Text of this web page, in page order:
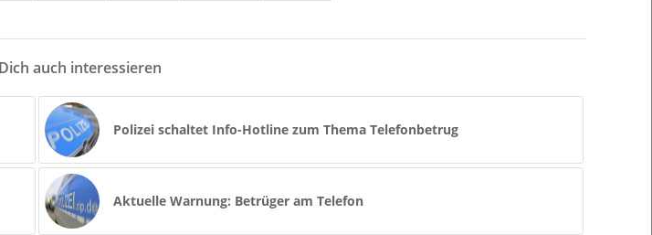
auch interessieren
Polizei schaltet Info-Hotline zum Thema Telefonbetrug
Aktuelle Warnung: Betrüger am Telefon